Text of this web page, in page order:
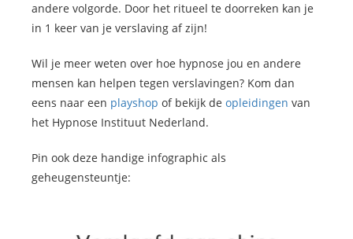
andere volgorde. Door het ritueel te doorreken kan je
in 1 keer van je verslaving af zijn!
Wil je meer weten over hoe hypnose jou en andere
mensen kan helpen tegen verslavingen? Kom dan
eens naar een playshop of bekijk de opleidingen van
het Hypnose Instituut Nederland.
Pin ook deze handige infographic als
geheugensteuntje: